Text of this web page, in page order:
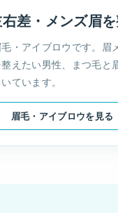
差・メンズ眉
・アイブロウです。眉
えたい男性、まつ毛と
ています。
眉毛・アイブロウを見る